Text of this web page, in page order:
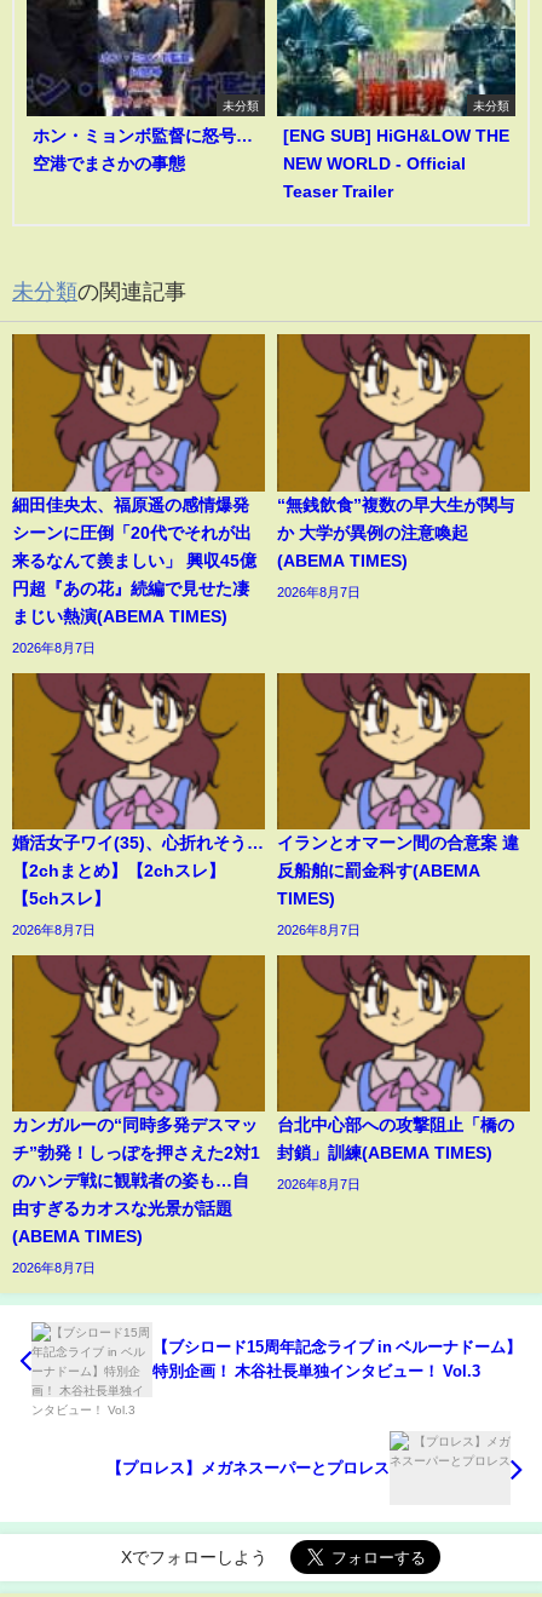
未分類
ホン・ミョンボ監督に怒号…
空港でまさかの事態
未分類
[ENG SUB] HiGH&LOW THE
NEW WORLD - Official
Teaser Trailer
未分類の関連記事
細田佳央太、福原遥の感情爆発
シーンに圧倒「20代でそれが出
来るなんて羨ましい」 興収45億
円超『あの花』続編で見せた凄
まじい熱演(ABEMA TIMES)
2026年8月7日
“無銭飲食”複数の早大生が関与
か 大学が異例の注意喚起
(ABEMA TIMES)
2026年8月7日
婚活女子ワイ(35)、心折れそう…
【2chまとめ】【2chスレ】
【5chスレ】
2026年8月7日
イランとオマーン間の合意案 違
反船舶に罰金科す(ABEMA
TIMES)
2026年8月7日
カンガルーの“同時多発デスマッ
チ”勃発！しっぽを押さえた2対1
のハンデ戦に観戦者の姿も…自
由すぎるカオスな光景が話題
(ABEMA TIMES)
2026年8月7日
台北中心部への攻撃阻止「橋の
封鎖」訓練(ABEMA TIMES)
2026年8月7日
【ブシロード15周年記念ライブ in ベルーナドーム】
特別企画！ 木谷社長単独インタビュー！ Vol.3
【プロレス】メガネスーパーとプロレス
Xでフォローしよう